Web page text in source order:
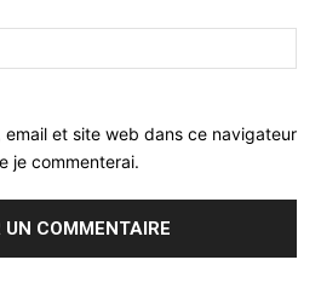
email et site web dans ce navigateur
je commenterai.